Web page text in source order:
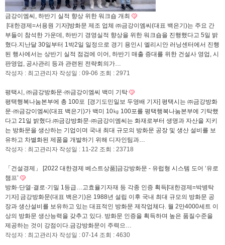
금강이엠씨, 하반기 실적 향상 위한 워크숍 개최
[대한경제=서용원 기자]방화문 제조 업체 ㈜금강이엠씨(대표 백은기)는 주요 간
부들이 참석한 가운데, 하반기 경영실적 향상을 위한 워크숍을 진행했다고 5일 밝
혔다.지난달 30일부터 1박2일 일정으로 경기 용인시 엘리시안 러닝센터에서 진행
된 행사에서는 상반기 실적 점검에 이어, 하반기 매출 증대를 위한 건설사 영업, 시
판영업, 공사관리 등과 관련된 전략회의가…
작성자 : 최고관리자 작성일 : 09-06 조회 : 2971
평택시, ㈜금강방화문·㈜금강이엠씨 백미 기탁
평택행복나눔본부에 총 100포 [경기도민일보 두영배 기자] 평택시는 ㈜금강방화
문·㈜금강이엠씨(대표 백은기)가 백미 10㎏ 100포를 평택행복나눔본부에 기탁했
다고 21일 밝혔다.㈜금강방화문·㈜금강이엠씨는 화재로부터 생명과 자산을 지키
는 방화문을 생산하는 기업이며 국내 최대 규모의 방화문 공장 및 생산 설비를 보
유하고 차별화된 제품을 개발하기 위해 디자인팀과…
작성자 : 최고관리자 작성일 : 11-22 조회 : 23718
「건설경제」 [2022 대한경제 베스트상품]금강방화문 - 유럽형 시스템 도어 ‘유로
챔프’
방화·단열·결로·기밀 1등급…고효율기자재 등 각종 인증 획득[대한경제=박병탁
기자] 금강방화문(대표 백은기)은 1988년 설립 이후 국내 최대 규모의 방화문 공
장과 생산설비를 보유하고 있는 대표적인 방화문 제작업체다. 월 2만4000세트 이
상의 방화문 생산능력을 갖추고 있다. 방화문 인증을 획득하며 높은 품질수준을
제공하는 것이 강점이다.금강방화문이 주력으…
작성자 : 최고관리자 작성일 : 07-14 조회 : 4630